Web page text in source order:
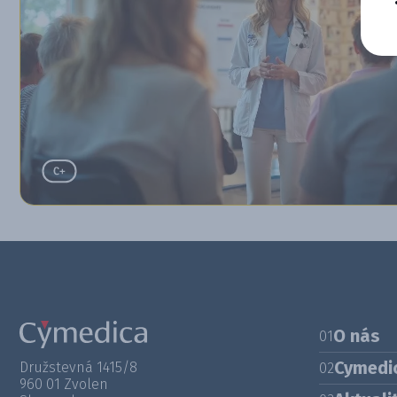
Družstevná 1415/8
960 01 Zvolen
01O nás
02